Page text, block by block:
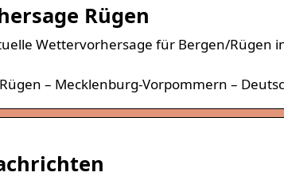
Rügen
Wettervorhersage für Bergen/Rügen
– Mecklenburg-Vorpommern –